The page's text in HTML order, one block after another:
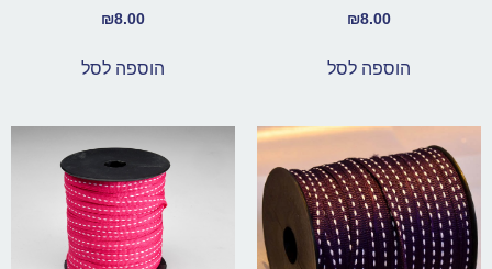
₪8.00
הוספה לסל
₪8.00
הוספה לסל